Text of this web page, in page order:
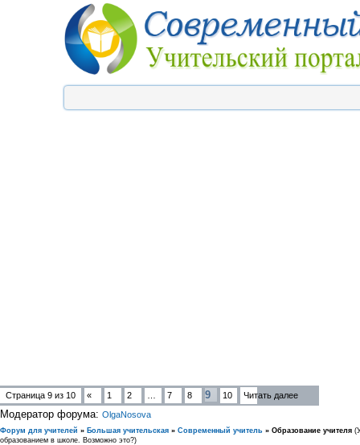
Страница 9 из 10 « 1 2 7 8 9 10 Читать далее
Модератор форума: OlgaNosova
Форум для учителей » Большая учительская » Современный учитель » Образование учителя
образованием в школе. Возможно это?)